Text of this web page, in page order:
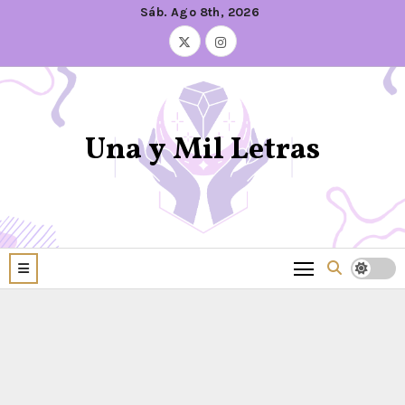
Sáb. Ago 8th, 2026
Una y Mil Letras